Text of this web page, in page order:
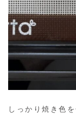
しっかり焼き色